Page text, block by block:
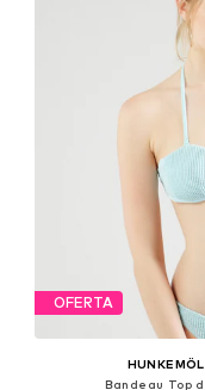
OFERTA
Bandeau Top